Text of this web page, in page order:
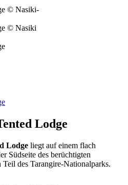
© Nasiki-
© Nasiki
Lodge
Lodge liegt auf einem flach
Südseite des berüchtigten
Teil des Tarangire-Nationalparks.